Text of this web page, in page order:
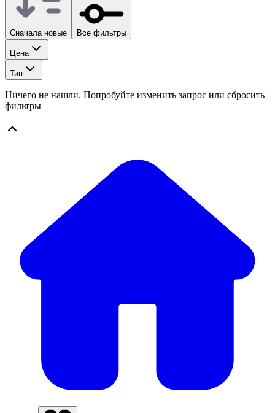
Сначала новые Все фильтры
Цена
Тип
Ничего не нашли. Попробуйте изменить запрос или сбросить
фильтры